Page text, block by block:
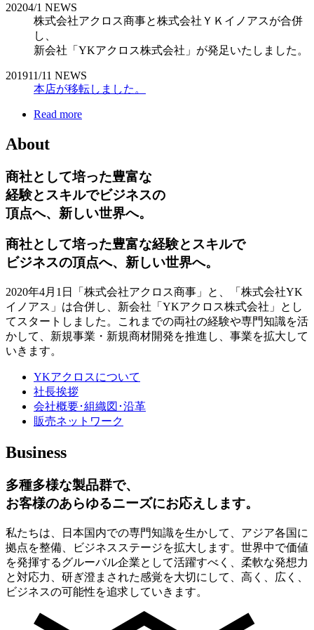
20204/1 NEWS
株式会社アクロス商事と株式会社ＹＫイノアスが合併
し、
新会社「YKアクロス株式会社」が発足いたしました。
201911/11 NEWS
本店が移転しました。
Read more
About
商社として培った豊富な
経験とスキルでビジネスの
頂点へ、新しい世界へ。
商社として培った豊富な経験とスキルで
ビジネスの頂点へ、新しい世界へ。
2020年4月1日「株式会社アクロス商事」と、「株式会社YK
イノアス」は合併し、新会社「YKアクロス株式会社」とし
てスタートしました。これまでの両社の経験や専門知識を活
かして、新規事業・新規商材開発を推進し、事業を拡大して
いきます。
YKアクロスについて
社長挨拶
会社概要･組織図･沿革
販売ネットワーク
Business
多種多様な製品群で、
お客様のあらゆるニーズにお応えします。
私たちは、日本国内での専門知識を生かして、アジア各国に
拠点を整備、ビジネスステージを拡大します。世界中で価値
を発揮するグルーバル企業として活躍すべく、柔軟な発想力
と対応力、研ぎ澄まされた感覚を大切にして、高く、広く、
ビジネスの可能性を追求していきます。